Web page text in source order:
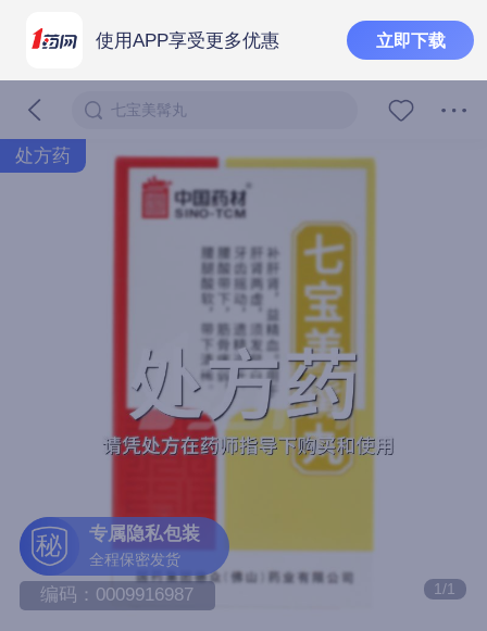
使用APP享受更多优惠 立即下载
七宝美髯丸
处方药
1/1
专属隐私包装
全程保密发货
秘
编码：0009916987